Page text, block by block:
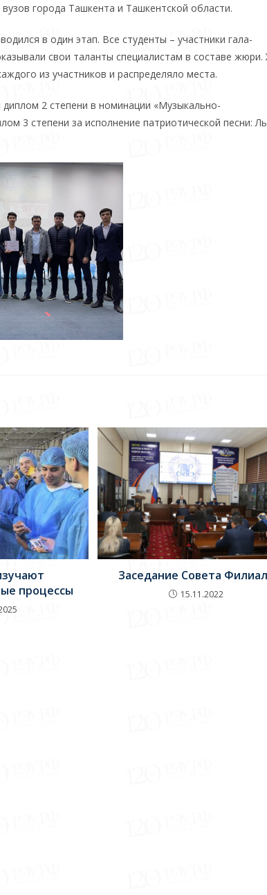
города Ташкента и Ташкентской области.
в один этап. Все студенты – участники гала-
свои таланты специалистам в составе
из участников и распределяло места.
2 степени в номинации «Музыкально-
3 степени за исполнение патриотической песни:
процессы
Заседание Совета
15.11.2022